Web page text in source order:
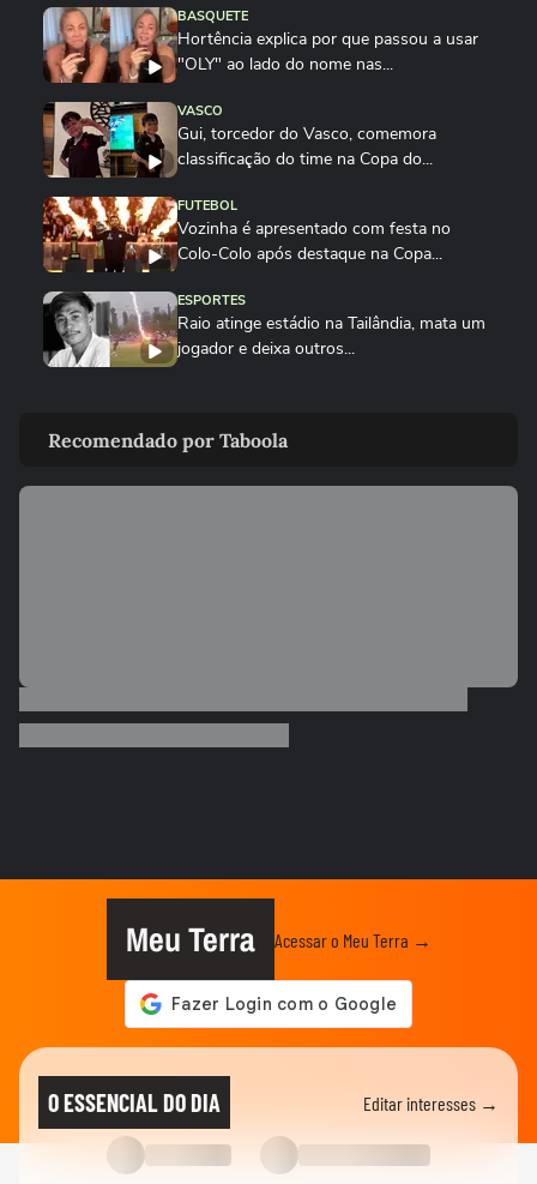
BASQUETE
Hortência explica por que passou a usar
"OLY" ao lado do nome nas...
VASCO
Gui, torcedor do Vasco, comemora
classificação do time na Copa do...
FUTEBOL
Vozinha é apresentado com festa no
Colo-Colo após destaque na Copa...
ESPORTES
Raio atinge estádio na Tailândia, mata um
jogador e deixa outros...
contra o Remo e ironiza:...
ESPORTES
campo: 'Existe diferença entre...
00:26
Por que o corpo treme durante a prancha?
Vídeo mostra o momento em que jogador
do São Paulo atropela idoso...
Vídeo mostra o momento em que Nicolas,
Recomendado por Taboola
Meu Terra Acessar o Meu Terra →
O ESSENCIAL DO DIA Editar interesses →